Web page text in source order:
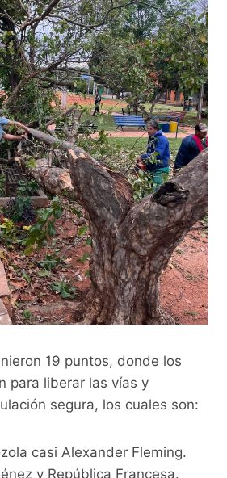
19 puntos, donde los
para liberar las vías y
segura, los cuales son:
casi Alexander Fleming.
y República Francesa.